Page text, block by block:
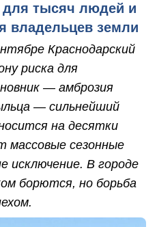
для тысяч людей и
владельцев земли
Краснодарский
риска для
— амброзия
— сильнейший
на десятки
массовые сезонные
исключение. В городе
борются, но борьба